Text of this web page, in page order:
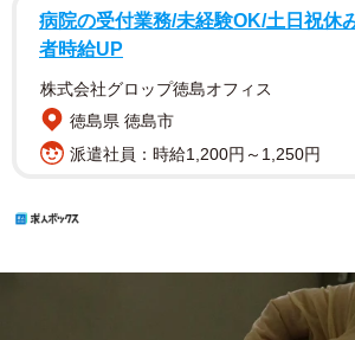
病院の受付業務/未経験OK/土日祝休
者時給UP
株式会社グロップ徳島オフィス
徳島県 徳島市
派遣社員：時給1,200円～1,250円